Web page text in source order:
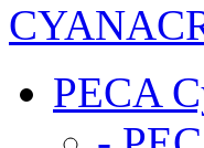
PECA